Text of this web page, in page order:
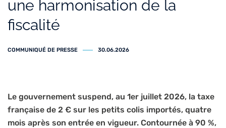
une harmonisation de la
fiscalité
COMMUNIQUÉ DE PRESSE 30.06.2026
Le gouvernement suspend, au 1er juillet 2026, la taxe
française de 2 € sur les petits colis importés, quatre
mois après son entrée en vigueur. Contournée à 90 %,